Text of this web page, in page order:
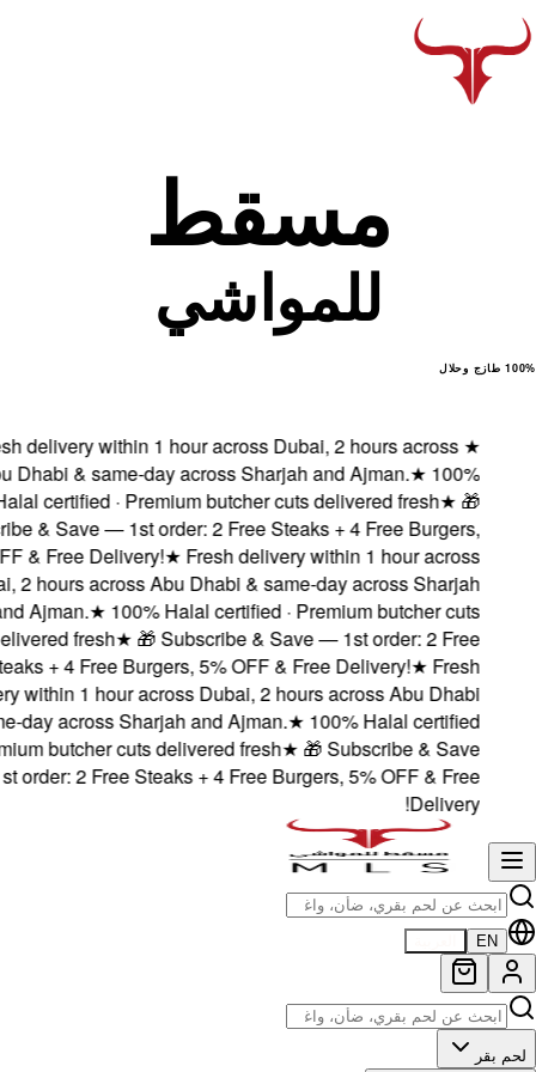
Fresh delivery
Abu Dhabi &
Halal certified
Subscribe & Save —
5% OFF & Free
Dubai, 2 hours
and Ajman.
delivered fresh
Steaks + 4 Free
delivery within 1
& same-day across
· Premium butcher
— 1st order: 2